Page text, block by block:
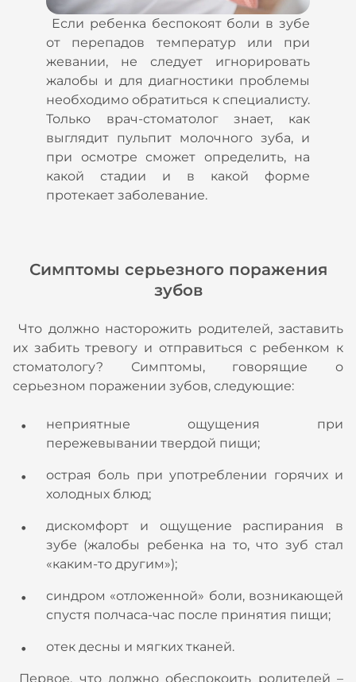
Если ребенка беспокоят боли в зубе
от перепадов температур или при
жевании, не следует игнорировать
жалобы и для диагностики проблемы
необходимо обратиться к специалисту.
Только врач-стоматолог знает, как
выглядит пульпит молочного зуба, и
при осмотре сможет определить, на
какой стадии и в какой форме
протекает заболевание.
Симптомы серьезного поражения
зубов
Что должно насторожить родителей, заставить
их забить тревогу и отправиться с ребенком к
стоматологу? Симптомы, говорящие о
серьезном поражении зубов, следующие:
неприятные ощущения при
пережевывании твердой пищи;
острая боль при употреблении горячих и
холодных блюд;
дискомфорт и ощущение распирания в
зубе (жалобы ребенка на то, что зуб стал
«каким-то другим»);
синдром «отложенной» боли, возникающей
спустя полчаса-час после принятия пищи;
отек десны и мягких тканей.
Первое, что должно обеспокоить родителей –